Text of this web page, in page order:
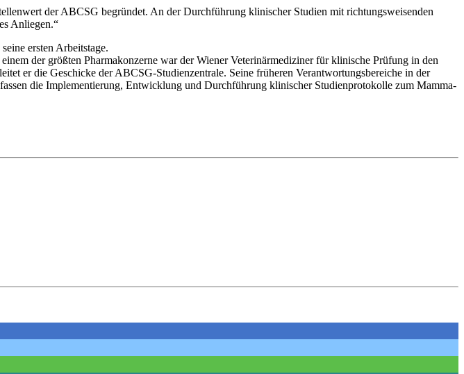
der ABCSG begründet. An der Durchführung klinischer Studien mit richtungsweisenden
Anliegen.“
ersten Arbeitstage.
der größten Pharmakonzerne war der Wiener Veterinärmediziner für klinische Prüfung in den
er die Geschicke der ABCSG-Studienzentrale. Seine früheren Verantwortungsbereiche in der
die Implementierung, Entwicklung und Durchführung klinischer Studienprotokolle zum Mamma-